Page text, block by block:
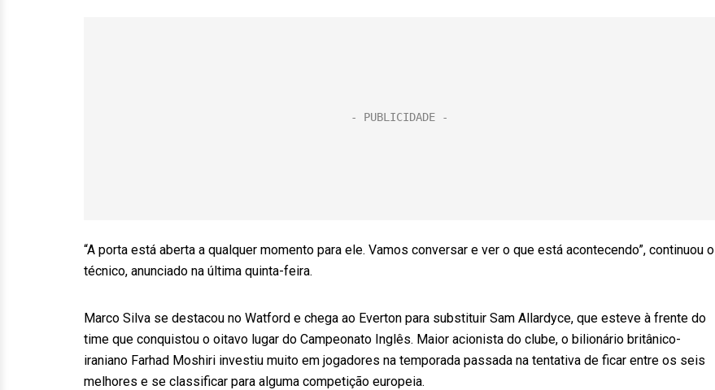
“A porta está aberta a qualquer momento para ele. Vamos conversar e ver o que está acontecendo”, continuou o
técnico, anunciado na última quinta-feira.
Marco Silva se destacou no Watford e chega ao Everton para substituir Sam Allardyce, que esteve à frente do
time que conquistou o oitavo lugar do Campeonato Inglês. Maior acionista do clube, o bilionário britânico-
iraniano Farhad Moshiri investiu muito em jogadores na temporada passada na tentativa de ficar entre os seis
melhores e se classificar para alguma competição europeia.